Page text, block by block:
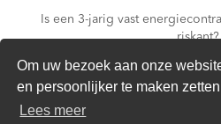
Om uw bezoek aan onze
en persoonlijker te maken
Lees meer
Is een 3-jarig vast
riskant?
Wat kost
Warmtepomp +